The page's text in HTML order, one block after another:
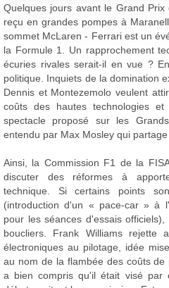
Quelques jours avant le Grand
reçu en grandes pompes à
sommet McLaren - Ferrari est un
la Formule 1. Un rapprochement
écuries rivales serait-il en vue ?
politique. Inquiets de la domination
Dennis et Montezemolo veulent
coûts des hautes technologies
spectacle proposé sur les
entendu par Max Mosley qui
Ainsi, la Commission F1 de la
discuter des réformes à
technique. Si certains points
(introduction d'un « pace-car » à
pour les séances d'essais
boucliers. Frank Williams rejette
électroniques au pilotage, idée
au nom de la flambée des coûts
a bien compris qu'il était visé par